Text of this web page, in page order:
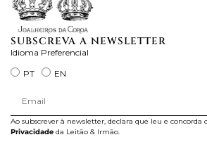
SUBSCREVA A NEWSLETTER
Idioma Preferencial
PT
EN
Ao subscrever à newsletter, declara que leu e concorda
Privacidade da Leitão & Irmão.